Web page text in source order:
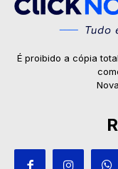
É proibido a cópia